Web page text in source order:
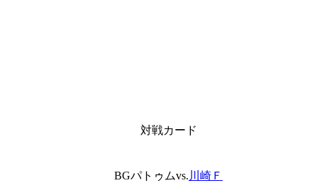
対戦カード
BGパトゥムvs. 川崎Ｆ